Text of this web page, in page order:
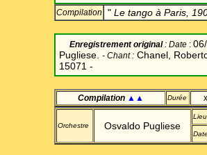
Compilation " Le tango à Paris,
Enregistrement original: Date :
Pugliese. - Chant: Chanel,
15071 -
Compilation ▲▲ Durée
Orchestre Osvaldo Pugliese
Lieu